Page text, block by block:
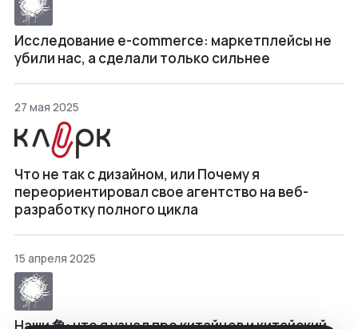
Исследование e-commerce: маркетплейсы не
убили нас, а сделали только сильнее
27 мая 2025
Что не так с дизайном, или Почему я
переориентировал свое агентство на веб-
разработку полного цикла
15 апреля 2025